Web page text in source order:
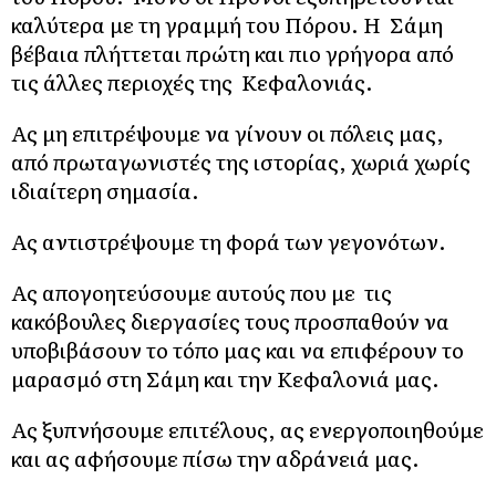
καλύτερα με τη γραμμή του Πόρου. Η Σάμη
βέβαια πλήττεται πρώτη και πιο γρήγορα από
τις άλλες περιοχές της Κεφαλονιάς.
Ας μη επιτρέψουμε να γίνουν οι πόλεις μας,
από πρωταγωνιστές της ιστορίας, χωριά χωρίς
ιδιαίτερη σημασία.
Ας αντιστρέψουμε τη φορά των γεγονότων.
Ας απογοητεύσουμε αυτούς που με τις
κακόβουλες διεργασίες τους προσπαθούν να
υποβιβάσουν το τόπο μας και να επιφέρουν το
μαρασμό στη Σάμη και την Κεφαλονιά μας.
Ας ξυπνήσουμε επιτέλους, ας ενεργοποιηθούμε
και ας αφήσουμε πίσω την αδράνειά μας.